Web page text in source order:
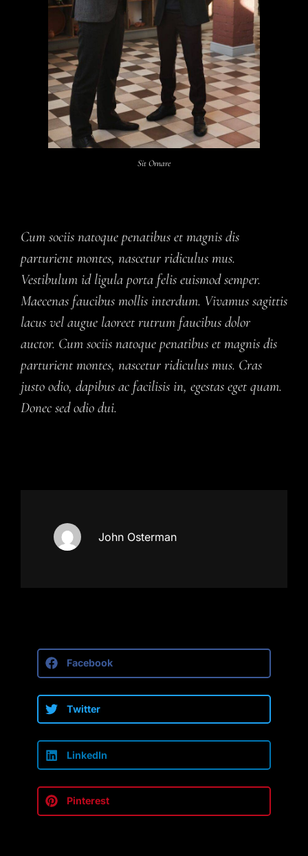
Sit Ornare
Cum sociis natoque penatibus et magnis dis
parturient montes, nascetur ridiculus mus.
Vestibulum id ligula porta felis euismod semper.
Maecenas faucibus mollis interdum. Vivamus sagittis
lacus vel augue laoreet rutrum faucibus dolor
auctor. Cum sociis natoque penatibus et magnis dis
parturient montes, nascetur ridiculus mus. Cras
justo odio, dapibus ac facilisis in, egestas eget quam.
Donec sed odio dui.
John Osterman
Facebook
Twitter
LinkedIn
Pinterest